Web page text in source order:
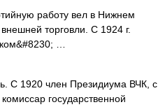
работу вел в Нижнем
торговли. С 1924 г.
…
С 1920 член Президиума ВЧК, с
государственной